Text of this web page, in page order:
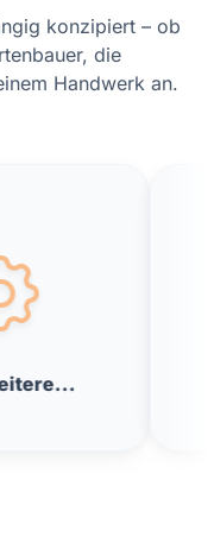
konzipiert – ob
die
Handwerk an.